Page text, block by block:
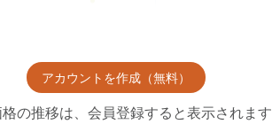
アカウントを作成（無料）
の推移は、会員登録すると表示されます